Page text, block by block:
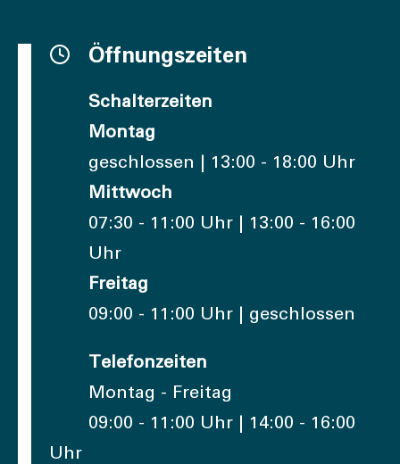
Öffnungszeiten
Schalterzeiten
Montag
geschlossen | 13:00 - 18:00 Uhr
Mittwoch
07:30 - 11:00 Uhr | 13:00 - 16:00
Uhr
Freitag
09:00 - 11:00 Uhr | geschlossen
Telefonzeiten
Montag - Freitag
09:00 - 11:00 Uhr | 14:00 - 16:00
Uhr